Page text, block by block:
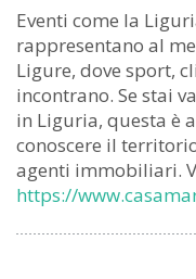
Eventi come la
rappresentano al
Ligure, dove sport,
incontrano. Se stai
in Liguria, questa è
conoscere il
agenti immobiliari.
https://